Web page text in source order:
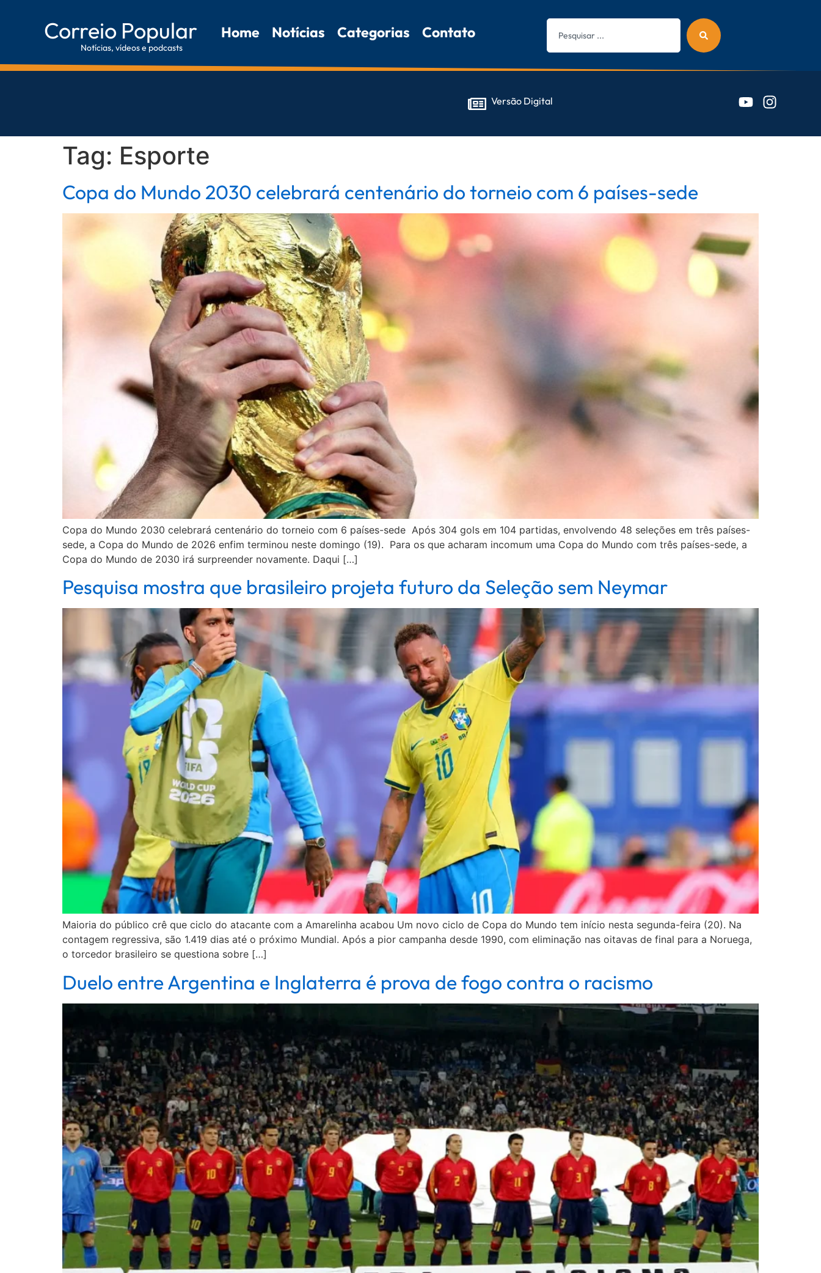
Correio Popular
Notícias, vídeos e podcasts
Home Notícias Categorias Contato
Versão Digital
Tag: Esporte
Copa do Mundo 2030 celebrará centenário do torneio com 6 países-sede
Copa do Mundo 2030 celebrará centenário do torneio com 6 países-sede Após 304 gols em 104 partidas, envolvendo 48 seleções em três países-
sede, a Copa do Mundo de 2026 enfim terminou neste domingo (19). Para os que acharam incomum uma Copa do Mundo com três países-sede, a
Copa do Mundo de 2030 irá surpreender novamente. Daqui […]
Pesquisa mostra que brasileiro projeta futuro da Seleção sem Neymar
Maioria do público crê que ciclo do atacante com a Amarelinha acabou Um novo ciclo de Copa do Mundo tem início nesta segunda-feira (20). Na
contagem regressiva, são 1.419 dias até o próximo Mundial. Após a pior campanha desde 1990, com eliminação nas oitavas de final para a Noruega,
o torcedor brasileiro se questiona sobre […]
Duelo entre Argentina e Inglaterra é prova de fogo contra o racismo